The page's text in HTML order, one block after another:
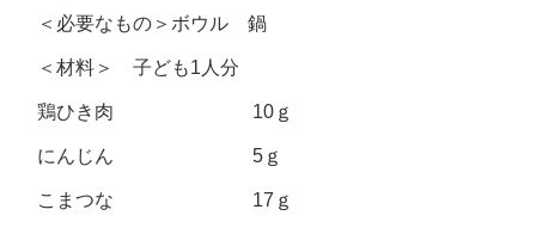
＜必要なもの＞ボウル 鍋
＜材料＞ 子ども1人分
鶏ひき肉 10ｇ
にんじん 5ｇ
こまつな 17ｇ